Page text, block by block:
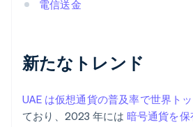
電信送金
新たなトレンド
UAE は仮想通貨の普及率で世界ト
ており、2023 年には 暗号通貨を